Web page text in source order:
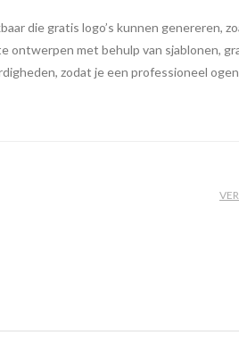
die gratis logo’s kunnen genereren,
ontwerpen met behulp van sjablonen,
zodat je een professioneel